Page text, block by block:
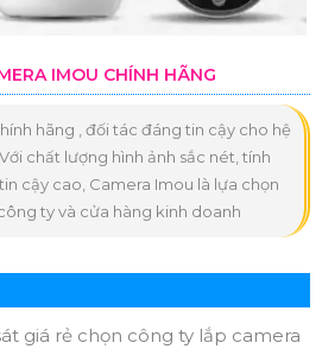
IMOU CHÍNH HÃNG
hãng , đối tác đáng tin cậy cho hệ
chất lượng hình ảnh sắc nét, tính
cậy cao, Camera Imou là lựa chọn
ty và cửa hàng kinh doanh
giá rẻ chọn công ty lắp camera